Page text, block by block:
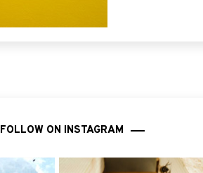
FOLLOW ON INSTAGRAM